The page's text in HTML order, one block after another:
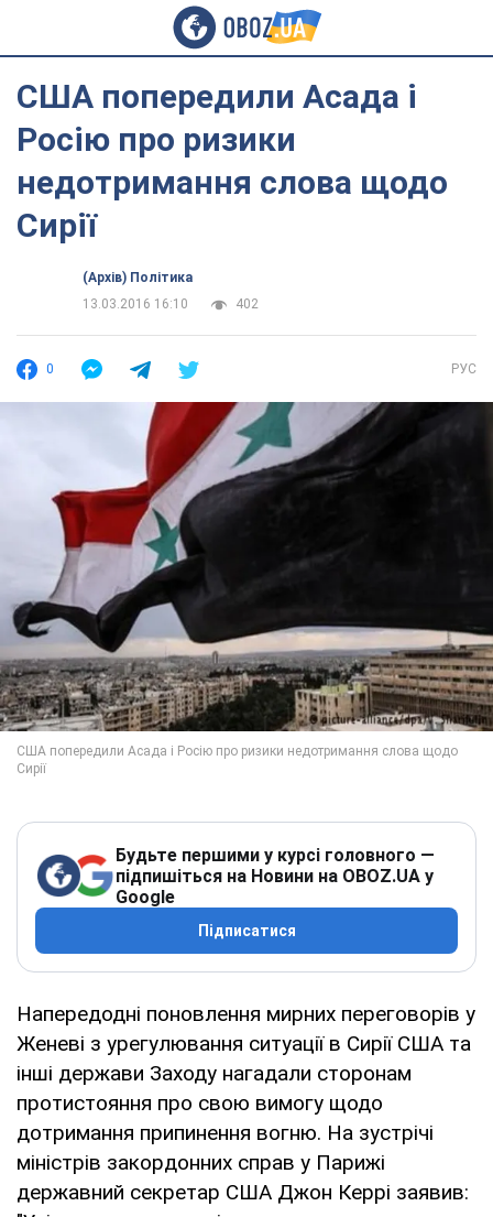
США попередили Асада і
Росію про ризики
недотримання слова щодо
Сирії
(Архів) Політика
13.03.2016 16:10
402
0 РУС
Будьте першими у курсі головного —
підпишіться на Новини на OBOZ.UA у
Google
Підписатися
Напередодні поновлення мирних переговорів у
Женеві з урегулювання ситуації в Сирії США та
інші держави Заходу нагадали сторонам
протистояння про свою вимогу щодо
дотримання припинення вогню. На зустрічі
міністрів закордонних справ у Парижі
державний секретар США Джон Керрі заявив: